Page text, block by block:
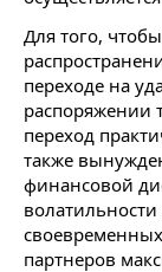
Для того,
переходе на
распоряжении
переход
также
финансовой
волатильности
партнеров